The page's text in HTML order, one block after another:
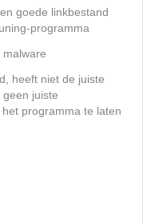
goede linkbestand
programma
heeft niet de juiste
juiste
programma te laten